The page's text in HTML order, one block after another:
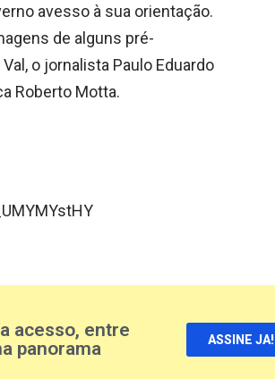
avesso à sua orientação.
de alguns pré-
o jornalista Paulo Eduardo
Roberto Motta.
acesso, entre
panorama
ASSINE JA!